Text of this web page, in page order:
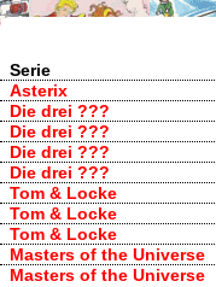
Serie
Asterix
Die drei ???
Die drei ???
Die drei ???
Die drei ???
Tom & Locke
Tom & Locke
Tom & Locke
Masters of the Universe
Masters of the Universe